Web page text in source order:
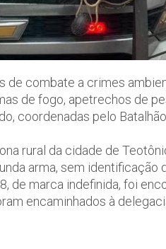
de combate a crimes
de fogo, apetrechos de
coordenadas pelo
rural da cidade de
arma, sem identificação
de marca indefinida, foi
encaminhados à